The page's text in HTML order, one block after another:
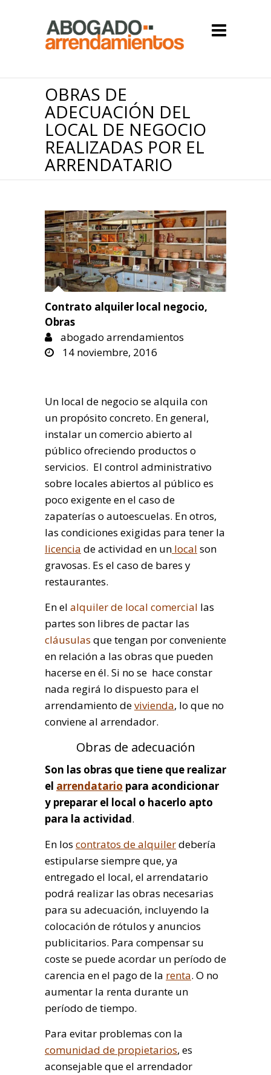
OBRAS DE
ADECUACIÓN DEL
LOCAL DE NEGOCIO
REALIZADAS POR EL
ARRENDATARIO
Contrato alquiler local negocio,
Obras
abogado arrendamientos
14 noviembre, 2016
Un local de negocio se alquila con
un propósito concreto. En general,
instalar un comercio abierto al
público ofreciendo productos o
servicios. El control administrativo
sobre locales abiertos al público es
poco exigente en el caso de
zapaterías o autoescuelas. En otros,
las condiciones exigidas para tener la
licencia de actividad en un local son
gravosas. Es el caso de bares y
restaurantes.
En el alquiler de local comercial las
partes son libres de pactar las
cláusulas que tengan por conveniente
en relación a las obras que pueden
hacerse en él. Si no se hace constar
nada regirá lo dispuesto para el
arrendamiento devivienda, lo que no
conviene al arrendador.
Obras de adecuación
Son las obras que tiene que realizar
el arrendatario para acondicionar
y preparar el local o hacerlo apto
para la actividad.
En los contratos de alquilerdebería
estipularse siempre que, ya
entregado el local, el arrendatario
podrá realizar las obras necesarias
para su adecuación, incluyendo la
colocación de rótulos y anuncios
publicitarios. Para compensar su
coste se puede acordar un período de
carencia en el pago de la renta. O no
aumentar la renta durante un
período de tiempo.
Para evitar problemas con la
comunidad de propietarios, es
aconsejable que el arrendador